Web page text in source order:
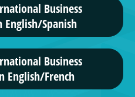
Business
Spanish
Business
English/French